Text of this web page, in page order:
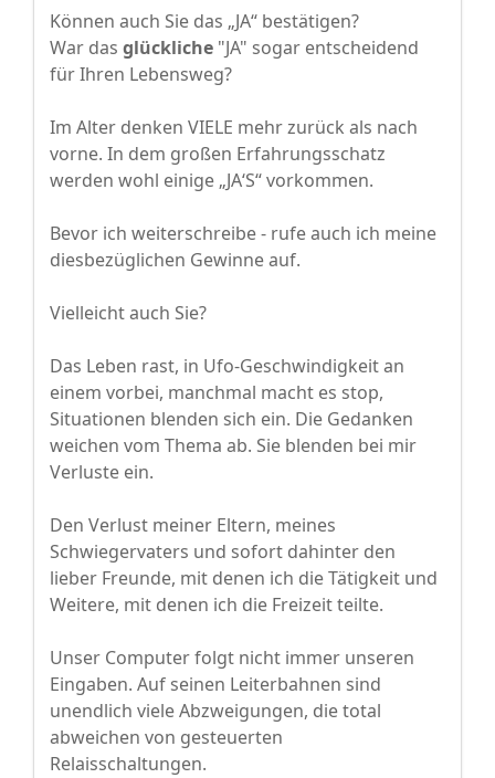
Können auch Sie das „JA“ bestätigen?
War das glückliche "JA" sogar entscheidend
für Ihren Lebensweg?
Im Alter denken VIELE mehr zurück als nach
vorne. In dem großen Erfahrungsschatz
werden wohl einige „JA‘S“ vorkommen.
Bevor ich weiterschreibe - rufe auch ich meine
diesbezüglichen Gewinne auf.
Vielleicht auch Sie?
Das Leben rast, in Ufo-Geschwindigkeit an
einem vorbei, manchmal macht es stop,
Situationen blenden sich ein. Die Gedanken
weichen vom Thema ab. Sie blenden bei mir
Verluste ein.
Den Verlust meiner Eltern, meines
Schwiegervaters und sofort dahinter den
lieber Freunde, mit denen ich die Tätigkeit und
Weitere, mit denen ich die Freizeit teilte.
Unser Computer folgt nicht immer unseren
Eingaben. Auf seinen Leiterbahnen sind
unendlich viele Abzweigungen, die total
abweichen von gesteuerten
Relaisschaltungen.